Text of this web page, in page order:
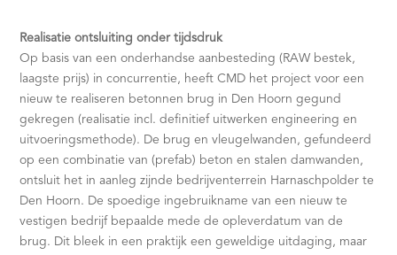
Realisatie ontsluiting onder tijdsdruk
Op basis van een onderhandse aanbesteding (RAW bestek,
laagste prijs) in concurrentie, heeft CMD het project voor een
nieuw te realiseren betonnen brug in Den Hoorn gegund
gekregen (realisatie incl. definitief uitwerken engineering en
uitvoeringsmethode). De brug en vleugelwanden, gefundeerd
op een combinatie van (prefab) beton en stalen damwanden,
ontsluit het in aanleg zijnde bedrijventerrein Harnaschpolder te
Den Hoorn. De spoedige ingebruikname van een nieuw te
vestigen bedrijf bepaalde mede de opleverdatum van de
brug. Dit bleek in een praktijk een geweldige uitdaging, maar